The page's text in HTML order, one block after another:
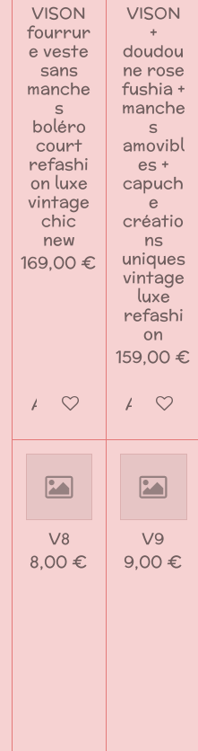
VISON
fourrur
e veste
sans
manche
s
boléro
court
refashi
on luxe
vintage
chic
new
169,00 €
Ajouter au panier
VISON
+
doudou
ne rose
fushia +
manche
s
amovibl
es +
capuch
e
créatio
ns
uniques
vintage
luxe
refashi
on
159,00 €
Ajouter
V8
8,00 €
V9
9,00 €